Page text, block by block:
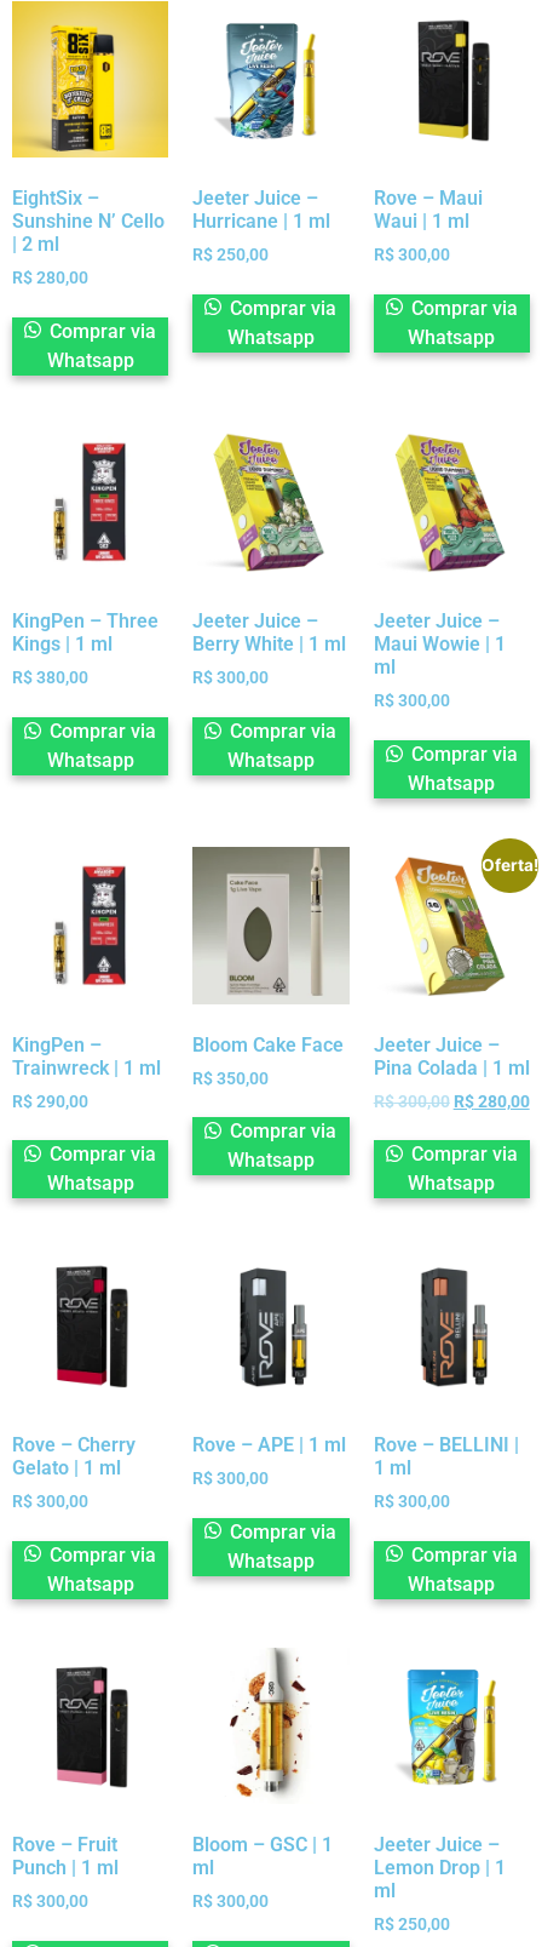
EightSix –
Sunshine N’ Cello
| 2 ml
R$280,00
Comprar via
Whatsapp
Jeeter Juice –
Hurricane | 1 ml
R$250,00
Comprar via
Whatsapp
Rove – Maui
Waui | 1 ml
R$300,00
Comprar via
Whatsapp
KingPen – Three
Kings | 1 ml
R$380,00
Comprar via
Whatsapp
Jeeter Juice –
Berry White | 1 ml
R$300,00
Comprar via
Whatsapp
Jeeter Juice –
Maui Wowie | 1
ml
R$300,00
Comprar via
Whatsapp
KingPen –
Trainwreck | 1 ml
R$290,00
Comprar via
Whatsapp
Bloom Cake Face
R$350,00
Comprar via
Whatsapp
Oferta!
Jeeter Juice –
Pina Colada | 1 ml
R$300,00 R$280,00
Comprar via
Whatsapp
Rove – Cherry
Gelato | 1 ml
R$300,00
Comprar via
Whatsapp
Rove – APE | 1 ml
R$300,00
Comprar via
Whatsapp
Rove – BELLINI |
1 ml
R$300,00
Comprar via
Whatsapp
Rove – Fruit
Punch | 1 ml
R$300,00
Bloom – GSC | 1
ml
R$300,00
Jeeter Juice –
Lemon Drop | 1
ml
R$250,00